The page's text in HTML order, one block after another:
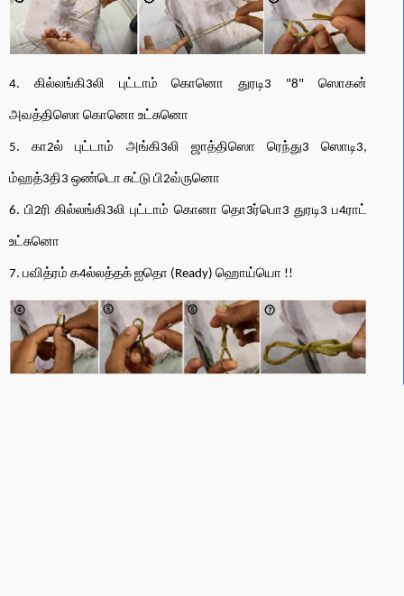
4. கில்லங்கி3லி புட்டாம் கொனொ துரடி3 "8"ஸொகன்
அவத்திஸொ கொனொ உட்சுனொ
5. கா2ல் புட்டாம் அங்கி3லி ஜாத்திஸொ ரெந்து3 ஸொடி3,
ம்ஹத்3தி3 ஒண்டொ சுட்டு பி2வ்ருனொ
6. பி2ரி கில்லங்கி3லி புட்டாம் கொனா தொ3ர்பொ3 துரடி3 ப4ராட்
உட்சுனொ
7. பவித்ரம் க4ல்லத்தக் ஐதொ (Ready) ஹொய்யொ !!